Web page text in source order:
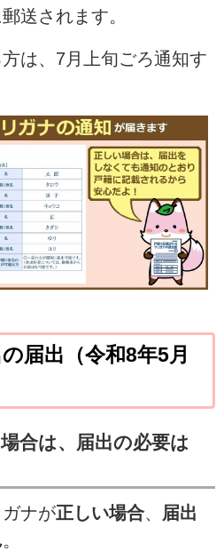
送されます。
は、7月上旬ごろ通知す
届出（令和8年5月
合は、届出の必要は
ナが正しい場合、 届出
。